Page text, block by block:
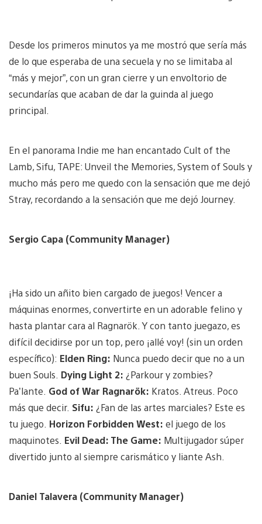
Desde los primeros minutos ya me mostró que sería más
de lo que esperaba de una secuela y no se limitaba al
“más y mejor”, con un gran cierre y un envoltorio de
secundarías que acaban de dar la guinda al juego
principal.
En el panorama Indie me han encantado Cult of the
Lamb, Sifu, TAPE: Unveil the Memories, System of Souls y
mucho más pero me quedo con la sensación que me dejó
Stray, recordando a la sensación que me dejó Journey.
Sergio Capa (Community Manager)
¡Ha sido un añito bien cargado de juegos! Vencer a
máquinas enormes, convertirte en un adorable felino y
hasta plantar cara al Ragnarök. Y con tanto juegazo, es
difícil decidirse por un top, pero ¡allé voy! (sin un orden
específico): Elden Ring: Nunca puedo decir que no a un
buen Souls. Dying Light 2: ¿Parkour y zombies?
Pa’lante. God of War Ragnarök: Kratos. Atreus. Poco
más que decir. Sifu: ¿Fan de las artes marciales? Este es
tu juego. Horizon Forbidden West: el juego de los
maquinotes. Evil Dead: The Game: Multijugador súper
divertido junto al siempre carismático y liante Ash.
Daniel Talavera (Community Manager)